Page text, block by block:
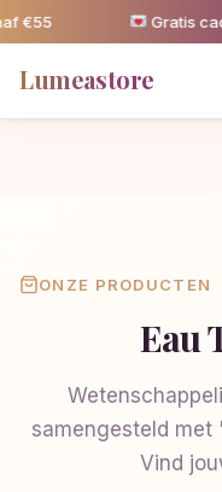
€55 Gratis
Lumeastore
ONZE PRODUCTEN
Eau
samengesteld met
Vind